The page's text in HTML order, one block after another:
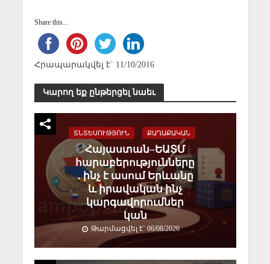
Share this...
Հրապարակվել է` 11/10/2016
Կարող եք ընթերցել նաեւ
ՏՆՏԵՍՈՒԹՅՈՒՆ ՔԱՂԱՔԱԿԱՆ
Հայաստան–ԵԱՏՄ
հարաբերությունները
․ ինչ է ասում Երևանը
և իրավական ինչ
կարգավորումներ
կան
Թարմացվել է` 06/08/2026